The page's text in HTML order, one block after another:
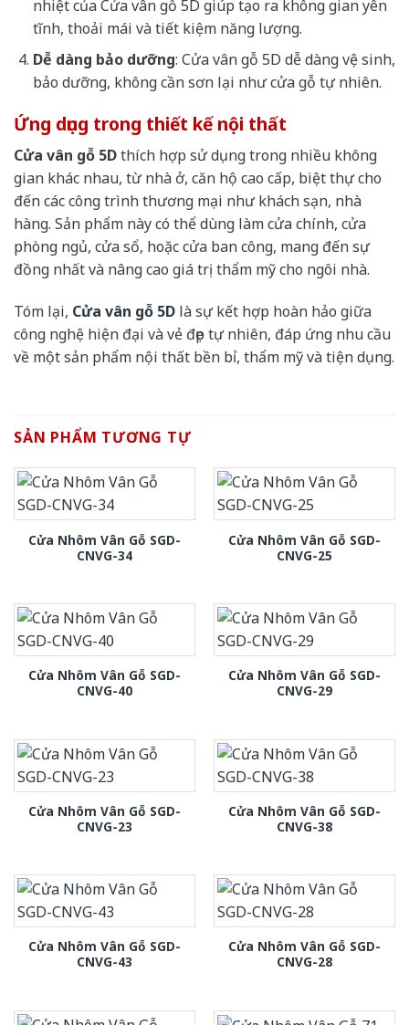
nhiệt của Cửa vân gỗ 5D giúp tạo ra không gian yên
tĩnh, thoải mái và tiết kiệm năng lượng.
Dễ dàng bảo dưỡng: Cửa vân gỗ 5D dễ dàng vệ sinh,
bảo dưỡng, không cần sơn lại như cửa gỗ tự nhiên.
Ứng dụng trong thiết kế nội thất
Cửa vân gỗ 5Dthích hợp sử dụng trong nhiều không
gian khác nhau, từ nhà ở, căn hộ cao cấp, biệt thự cho
đến các công trình thương mại như khách sạn, nhà
hàng. Sản phẩm này có thể dùng làm cửa chính, cửa
phòng ngủ, cửa sổ, hoặc cửa ban công, mang đến sự
đồng nhất và nâng cao giá trị thẩm mỹ cho ngôi nhà.
Tóm lại, Cửa vân gỗ 5D là sự kết hợp hoàn hảo giữa
công nghệ hiện đại và vẻ đẹp tự nhiên, đáp ứng nhu cầu
về một sản phẩm nội thất bền bỉ, thẩm mỹ và tiện dụng.
SẢN PHẨM TƯƠNG TỰ
Cửa Nhôm Vân Gỗ SGD-
CNVG-34
Cửa Nhôm Vân Gỗ SGD-
CNVG-25
Cửa Nhôm Vân Gỗ SGD-
CNVG-40
Cửa Nhôm Vân Gỗ SGD-
CNVG-29
Cửa Nhôm Vân Gỗ SGD-
CNVG-23
Cửa Nhôm Vân Gỗ SGD-
CNVG-38
Cửa Nhôm Vân Gỗ SGD-
CNVG-43
Cửa Nhôm Vân Gỗ SGD-
CNVG-28